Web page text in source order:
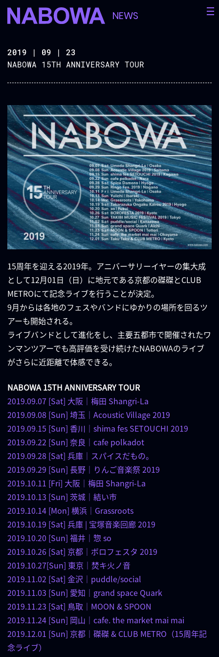
NEWS
2019 | 09 | 23
NABOWA 15TH ANNIVERSARY TOUR
15周年を迎える2019年。アニバーサリーイヤーの集大成
として12月01日（日）に地元である京都の磔磔とCLUB
METROにて記念ライブを行うことが決定。
9月からは各地のフェスやバンドにゆかりの場所を回るツ
アーも開始される。
ライブバンドとして進化をし、主要五都市で開催されたワ
ンマンツアーでも高評価を受け続けたNABOWAのライブ
がさらに近距離で体感できる。
NABOWA 15TH ANNIVERSARY TOUR
2019.09.07 [Sat] 大阪｜梅田 Shangri-La
2019.09.08 [Sun] 埼玉｜Acoustic Village 2019
2019.09.15 [Sun] 香川｜shima fes SETOUCHI 2019
2019.09.22 [Sun] 奈良｜cafe polkadot
2019.09.28 [Sat] 兵庫｜スパイスだもの。
2019.09.29 [Sun] 長野｜りんご音楽祭 2019
2019.10.11 [Fri] 大阪｜梅田 Shangri-La
2019.10.13 [Sun] 茨城｜結い市
2019.10.14 [Mon] 横浜｜Grassroots
2019.10.19 [Sat] 兵庫 | 宝塚音楽回廊 2019
2019.10.20 [Sun] 福井｜惣 so
2019.10.26 [Sat] 京都｜ボロフェスタ 2019
2019.10.27[Sun] 東京｜焚キ火ノ音
2019.11.02 [Sat] 金沢｜puddle/social
2019.11.03 [Sun] 愛知｜grand space Quark
2019.11.23 [Sat] 鳥取｜MOON & SPOON
2019.11.24 [Sun] 岡山｜cafe. the market mai mai
2019.12.01 [Sun] 京都｜磔磔 & CLUB METRO（15周年記
念ライブ）